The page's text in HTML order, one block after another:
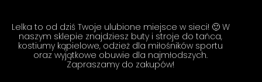
Lelka to od dziś Twoje ulubione miejsce w sieci! 🙂 W
naszym sklepie znajdziesz buty i stroje do tańca,
kostiumy kąpielowe, odzież dla miłośników sportu
oraz wyjątkowe obuwie dla najmłodszych.
Zapraszamy do zakupów!